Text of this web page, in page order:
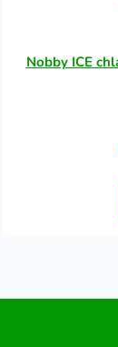
Nobby ICE